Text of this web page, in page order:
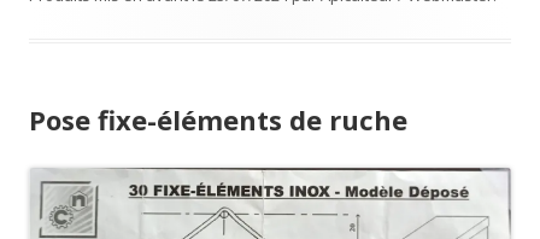
Pose fixe-éléments de ruche